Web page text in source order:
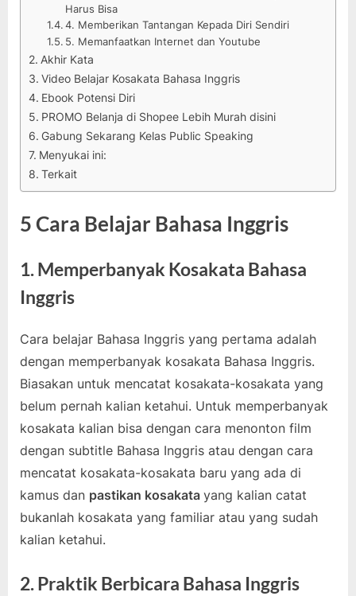
Harus Bisa
4. Memberikan Tantangan Kepada Diri Sendiri
5. Memanfaatkan Internet dan Youtube
Akhir Kata
Video Belajar Kosakata Bahasa Inggris
Ebook Potensi Diri
PROMO Belanja di Shopee Lebih Murah disini
Gabung Sekarang Kelas Public Speaking
Menyukai ini:
Terkait
5 Cara Belajar Bahasa Inggris
1. Memperbanyak Kosakata Bahasa
Inggris
Cara belajar Bahasa Inggris yang pertama adalah
dengan memperbanyak kosakata Bahasa Inggris.
Biasakan untuk mencatat kosakata-kosakata yang
belum pernah kalian ketahui. Untuk memperbanyak
kosakata kalian bisa dengan cara menonton film
dengan subtitle Bahasa Inggris atau dengan cara
mencatat kosakata-kosakata baru yang ada di
kamus dan pastikan kosakata yang kalian catat
bukanlah kosakata yang familiar atau yang sudah
kalian ketahui.
2. Praktik Berbicara Bahasa Inggris